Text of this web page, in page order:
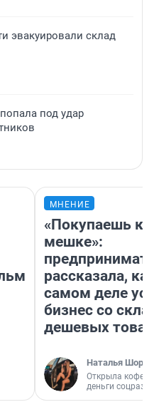
эвакуировали склад
под удар
МНЕНИЕ
«Покупаешь
мешке»:
рассказала,
самом деле
бизнес со
дешевых
Наталья
Открыла
деньги